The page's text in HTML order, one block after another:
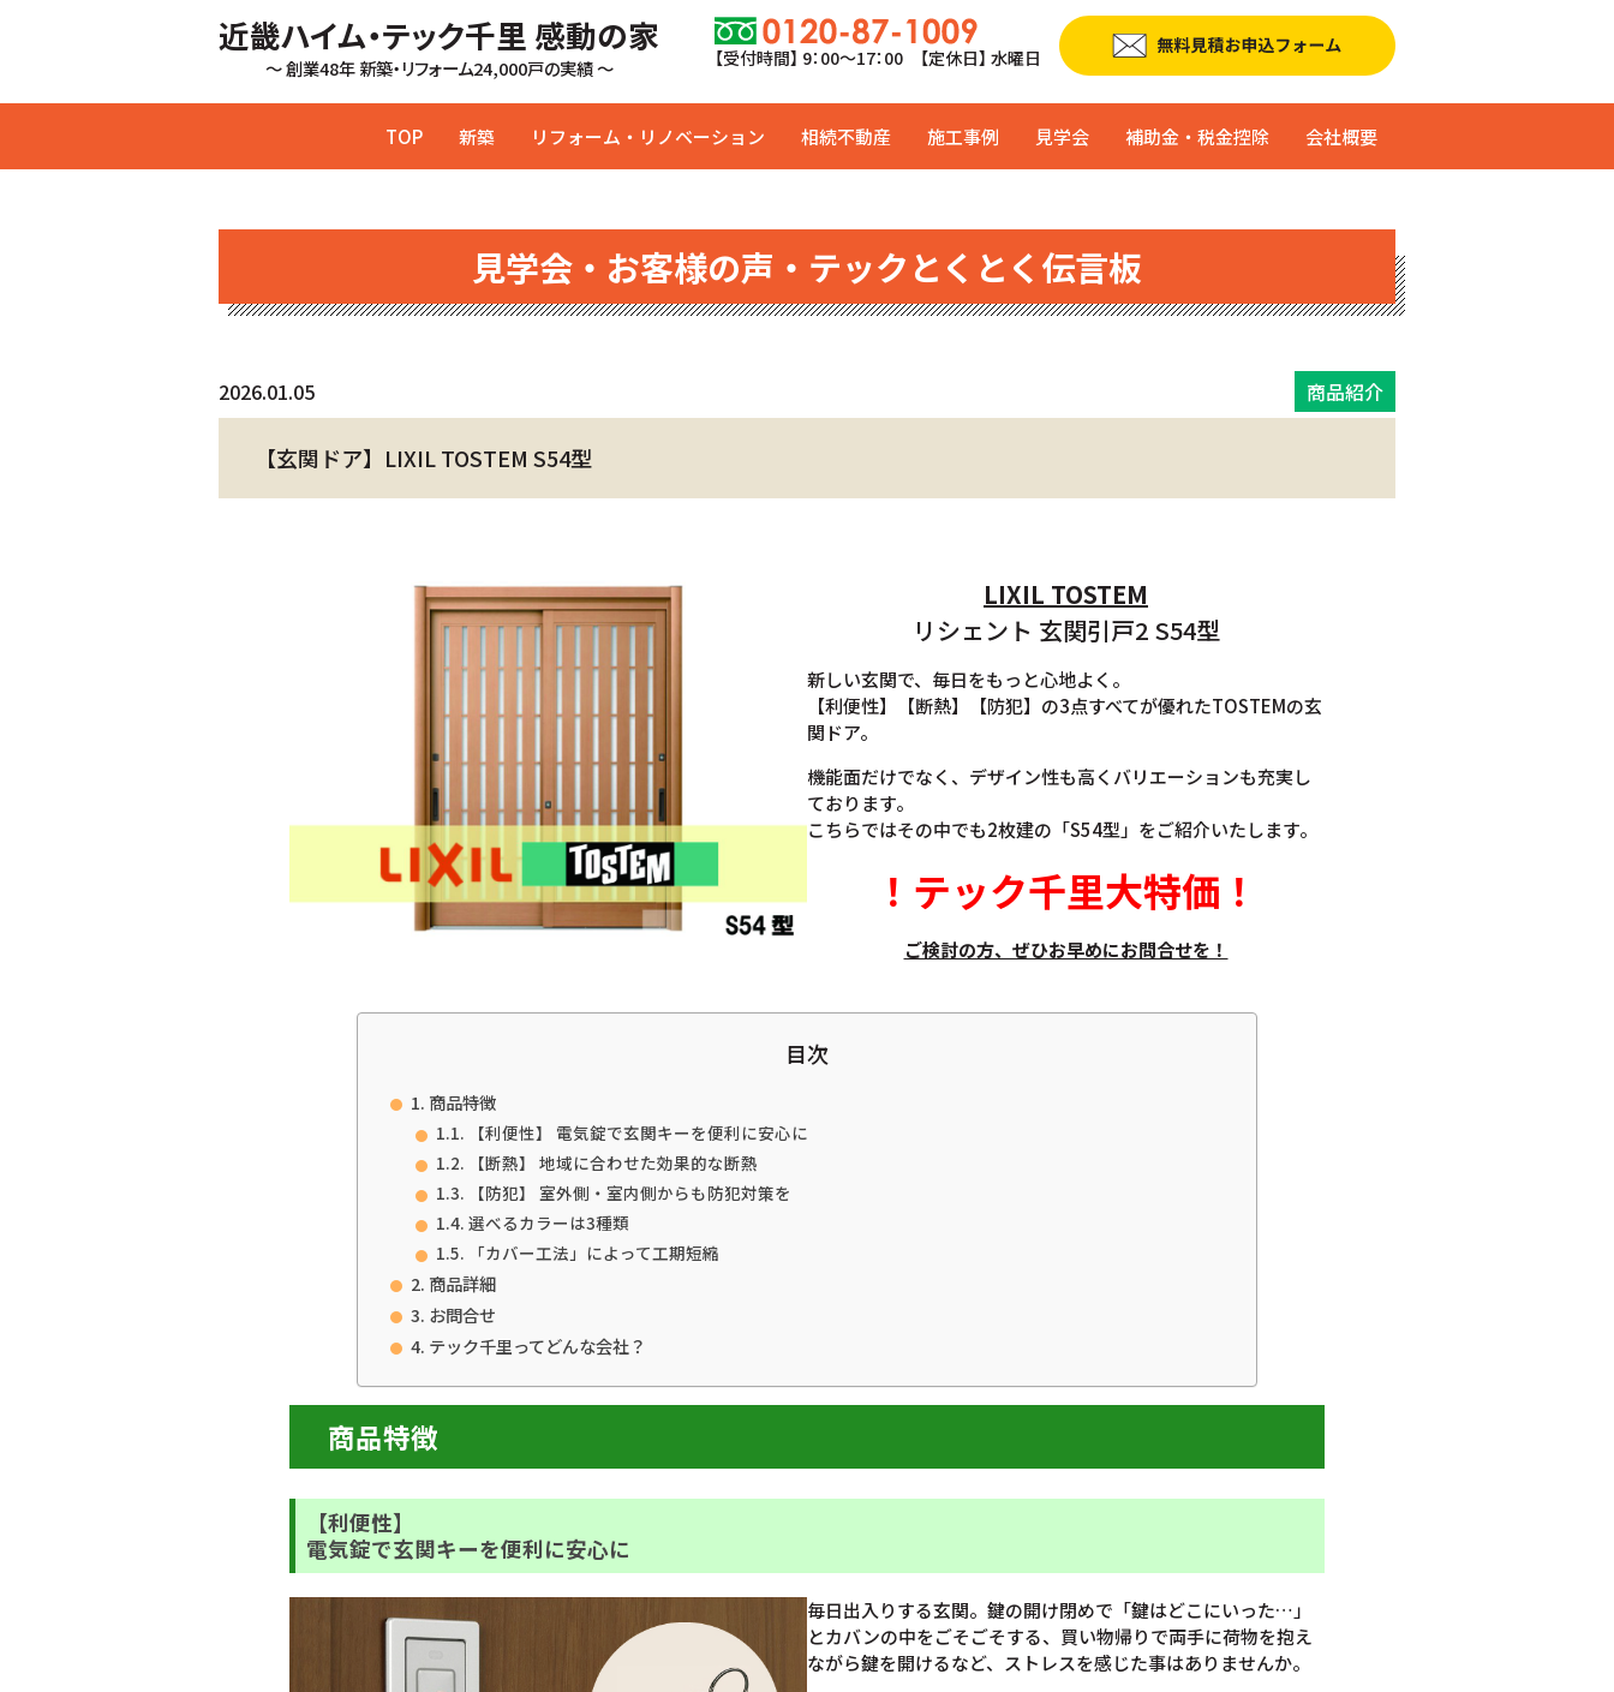
近畿ハイム・テック千里 感動の家
～ 創業48年 新築・リフォーム24,000戸の実績 ～ 【受付時間】 9：00〜17：00 【定休日】 水曜日
TOP 新築 リフォーム・リノベーション 相続不動産 施工事例 見学会 補助金・税金控除 会社概要
見学会・お客様の声・テックとくとく伝言板
2026.01.05 商品紹介
【玄関ドア】LIXIL TOSTEM S54型
LIXIL TOSTEM
リシェント 玄関引戸2 S54型
新しい玄関で、毎日をもっと心地よく。
【利便性】【断熱】【防犯】の3点すべてが優れたTOSTEMの玄
関ドア。
機能面だけでなく、デザイン性も高くバリエーションも充実し
ております。
こちらではその中でも2枚建の「S54型」をご紹介いたします。
！ テック千里大特価 ！
ご検討の方、ぜひお早めにお問合せを！
目次
商品特徴
【利便性】 電気錠で玄関キーを便利に安心に
【断熱】 地域に合わせた効果的な断熱
【防犯】 室外側・室内側からも防犯対策を
選べるカラーは3種類
「カバー工法」によって工期短縮
商品詳細
お問合せ
テック千里ってどんな会社？
商品特徴
【利便性】
電気錠で玄関キーを便利に安心に
毎日出入りする玄関。鍵の開け閉めで「鍵はどこにいった…」
とカバンの中をごそごそする、買い物帰りで両手に荷物を抱え
ながら鍵を開けるなど、ストレスを感じた事はありませんか。